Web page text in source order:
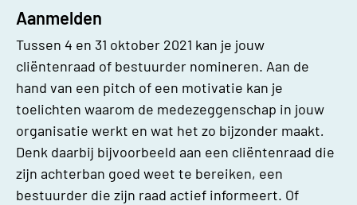
Aanmelden
Tussen 4 en 31 oktober 2021 kan je jouw
cliëntenraad of bestuurder nomineren. Aan de
hand van een pitch of een motivatie kan je
toelichten waarom de medezeggenschap in jouw
organisatie werkt en wat het zo bijzonder maakt.
Denk daarbij bijvoorbeeld aan een cliëntenraad die
zijn achterban goed weet te bereiken, een
bestuurder die zijn raad actief informeert. Of